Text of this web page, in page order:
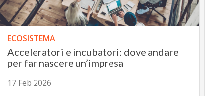
ECOSISTEMA
Acceleratori e incubatori: dove andare
per far nascere un’impresa
17 Feb 2026